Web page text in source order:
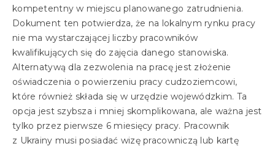
kompetentny w miejscu planowanego zatrudnienia.
Dokument ten potwierdza, że na lokalnym rynku pracy
nie ma wystarczającej liczby pracowników
kwalifikujących się do zajęcia danego stanowiska.
Alternatywą dla zezwolenia na pracę jest złożenie
oświadczenia o powierzeniu pracy cudzoziemcowi,
które również składa się w urzędzie wojewódzkim. Ta
opcja jest szybsza i mniej skomplikowana, ale ważna jest
tylko przez pierwsze 6 miesięcy pracy. Pracownik
z Ukrainy musi posiadać wizę pracowniczą lub kartę